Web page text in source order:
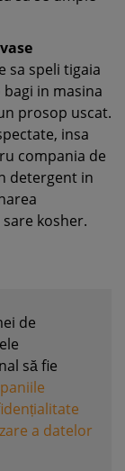
sa speli tigaia
in masina
prosop uscat.
insa
compania de
detergent in
kosher.
de
să fie
a datelor